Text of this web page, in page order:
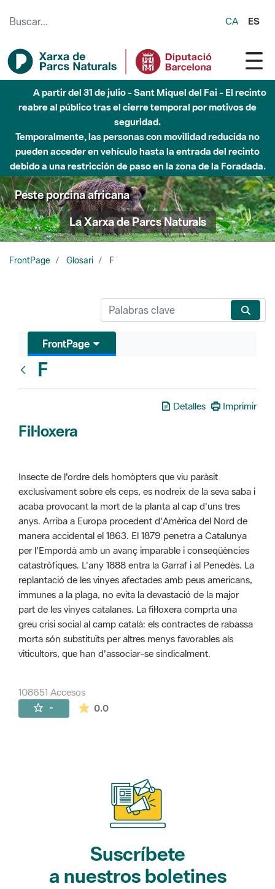
CA ES
A partir del 31 de julio - Sant Miquel del Fai - El recinto
reabre al público tras el cierre temporal por motivos de
seguridad.
Temporalmente, las personas con movilidad reducida no
pueden acceder en vehículo hasta la entrada del recinto
debido a una restricción de paso en la zona de la Foradada.
Peste porcina africana
La Xarxa de Parcs Naturals
FrontPage Glosari F
FrontPage
F
Detalles Imprimir
Fil·loxera
Insecte de l'ordre dels homòpters que viu paràsit
exclusivament sobre els ceps, es nodreix de la seva saba i
acaba provocant la mort de la planta al cap d'uns tres
anys. Arriba a Europa procedent d'Amèrica del Nord de
manera accidental el 1863. El 1879 penetra a Catalunya
per l'Empordà amb un avanç imparable i conseqüències
catastròfiques. L'any 1888 entra la Garraf i al Penedès. La
replantació de les vinyes afectades amb peus americans,
immunes a la plaga, no evita la devastació de la major
part de les vinyes catalanes. La fil·loxera comprta una
greu crisi social al camp català: els contractes de rabassa
morta són substituïts per altres menys favorables als
viticultors, que han d'associar-se sindicalment.
108651 Accesos
- 0.0La valoración media es de 0 estrellas de
Suscríbete
a nuestros boletines